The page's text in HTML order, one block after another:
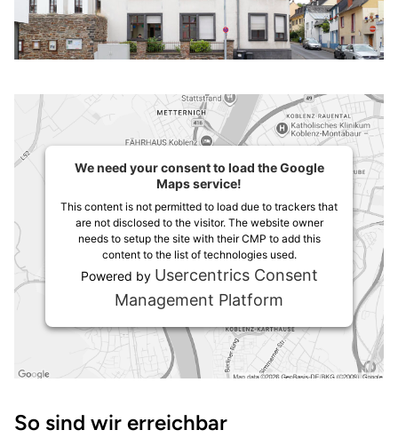
Wegbeschreibung
We need your consent to load the Google
Maps service!
This content is not permitted to load due to trackers that
are not disclosed to the visitor. The website owner
needs to setup the site with their CMP to add this
content to the list of technologies used.
Powered by Usercentrics Consent
Management Platform
So sind wir erreichbar